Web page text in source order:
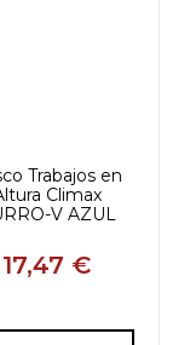
Trabajos en
Climax
V AZUL
17,47 €